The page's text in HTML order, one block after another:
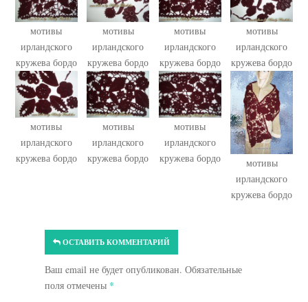
мотивы
ирландского
кружева бордо
мотивы
ирландского
кружева бордо
мотивы
ирландского
кружева бордо
мотивы
ирландского
кружева бордо
мотивы
ирландского
кружева бордо
мотивы
ирландского
кружева бордо
мотивы
ирландского
кружева бордо
мотивы
ирландского
кружева бордо
ОСТАВИТЬ КОММЕНТАРИЙ
Ваш email не будет опубликован. Обязательные
поля отмечены *